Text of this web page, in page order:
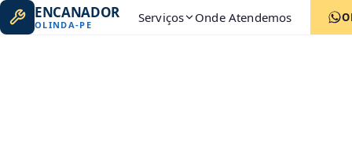
ENCANADOR
OLINDA-PE Serviços Onde Atendemos